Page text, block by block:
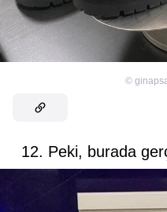
©
12. Peki, burada